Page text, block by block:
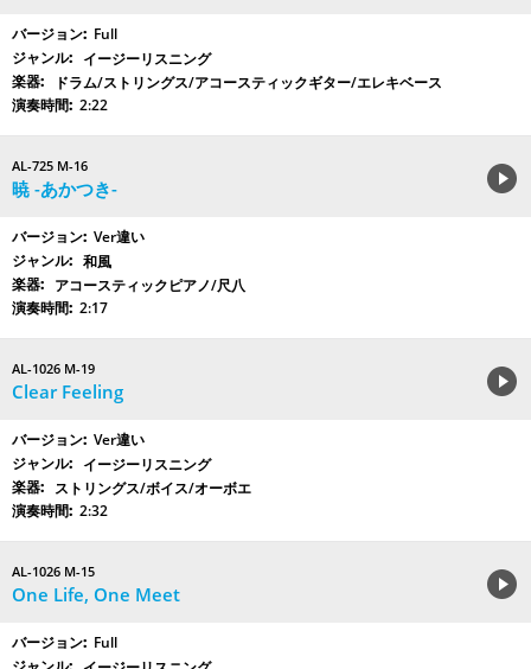
Full
イージーリスニング
ドラム/ストリングス/アコースティックギター/エレキベース
2:22
AL-725 M-16
暁 -あかつき-
Ver違い
和風
アコースティックピアノ/尺八
2:17
AL-1026 M-19
Clear Feeling
Ver違い
イージーリスニング
ストリングス/ボイス/オーボエ
2:32
AL-1026 M-15
One Life, One Meet
Full